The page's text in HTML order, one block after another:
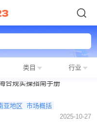
类目 行业
合规实操指南手册
亚地区
市场概括
2025-10-27